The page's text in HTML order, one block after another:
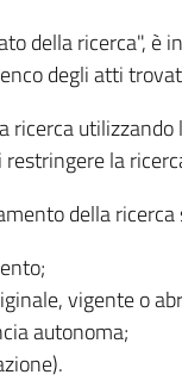
della ricerca", è
degli atti
ricerca
la
della ricerca
vigente o
autonoma;